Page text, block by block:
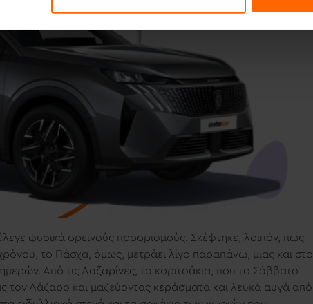
φυσικά ορεινούς προορισμούς. Σκέφτηκε, λοιπόν, πως
το Πάσχα, όμως, μετράει λίγο παραπάνω, μιας και στο
Από τις Λαζαρίνες , τα κοριτσάκια, που το Σάββατο
Λάζαρο και μαζεύοντας κεράσματα και λευκά αυγά από